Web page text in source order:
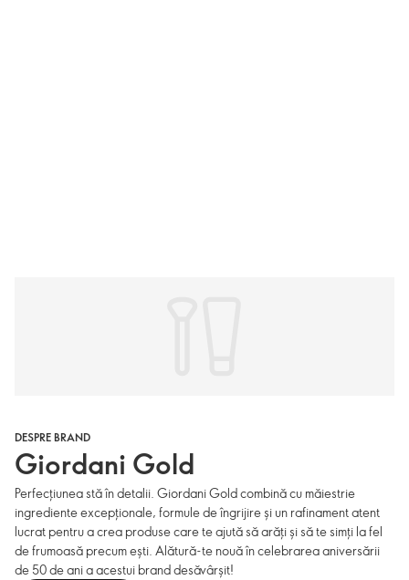
DESPRE BRAND
Giordani Gold
Perfecțiunea stă în detalii. Giordani Gold combină cu măiestrie
ingrediente excepționale, formule de îngrijire și un rafinament atent
lucrat pentru a crea produse care te ajută să arăți și să te simți la fel
de frumoasă precum ești. Alătură-te nouă în celebrarea aniversării
de 50 de ani a acestui brand desăvârșit!